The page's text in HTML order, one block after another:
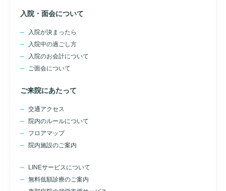
無料低額診療のご案内
東部病院の就労支援サービス
よくあるご質問
取材の申し込み
入院・面会について
入院が決まったら
入院中の過ごし方
入院のお会計について
ご面会について
ご来院にあたって
交通アクセス
院内のルールについて
フロアマップ
院内施設のご案内
LINEサービスについて
無料低額診療のご案内